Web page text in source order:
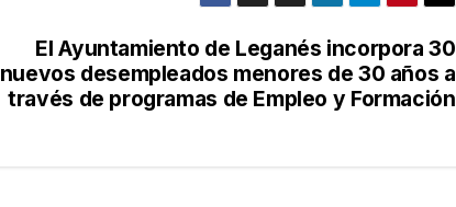
El Ayuntamiento de Leganés incorpora 30
nuevos desempleados menores de 30 años a
través de programas de Empleo y Formación